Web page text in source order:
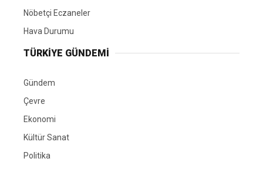
Nöbetçi Eczaneler
Hava Durumu
TÜRKIYE GÜNDEMI
Gündem
Çevre
Ekonomi
Kültür Sanat
Politika